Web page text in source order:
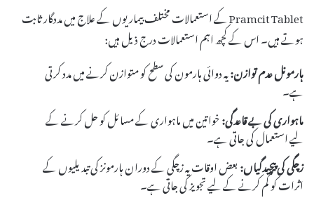
Pramcit Tablet کے استعمالات مختلف بیماریوں کے علاج میں مددگار ثابت
ہوتے ہیں۔ اس کے کچھ اہم استعمالات درج ذیل ہیں:
ہارمونل عدم توازن:یہ دوائی ہارمون کی سطح کو متوازن کرنے میں مدد کرتی
ہے۔
ماہواری کی بے قاعدگی:خواتین میں ماہواری کے مسائل کو حل کرنے کے
لیے استعمال کی جاتی ہے۔
زچگی کی پیچیدگیاں:بعض اوقات یہ زچگی کے دوران ہارمونز کی تبدیلیوں کے
اثرات کو کم کرنے کے لیے تجویز کی جاتی ہے۔